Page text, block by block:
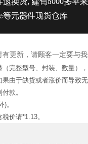
更新，请顾客一定要与
完整型号、封装、数量），
由于缺货或者涨价而导致
款。
。
价请*1.13。